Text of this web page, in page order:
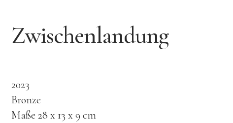
Zwischenlandung
2023
Bronze
Maße 28 x 13 x 9 cm